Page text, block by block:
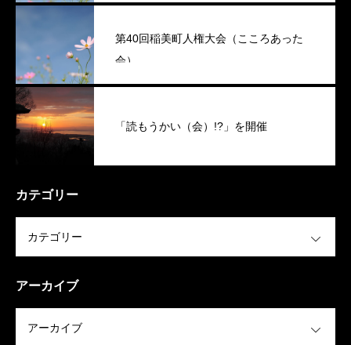
第40回稲美町人権大会（こころあった
会）
「読もうかい（会）!?」を開催
カテゴリー
アーカイブ